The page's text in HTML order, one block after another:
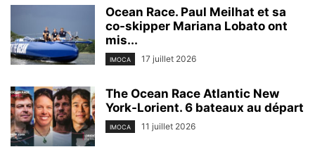
Ocean Race. Paul Meilhat et sa
co-skipper Mariana Lobato ont
mis...
IMOCA 17 juillet 2026
The Ocean Race Atlantic New
York-Lorient. 6 bateaux au départ
IMOCA 11 juillet 2026